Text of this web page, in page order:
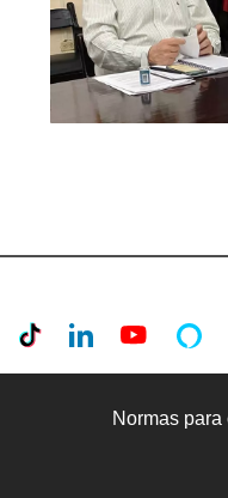
Normas para